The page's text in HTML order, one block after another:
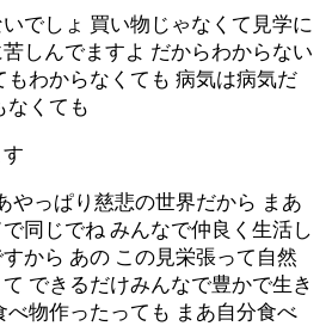
でしょ 買い物じゃなくて見学に
しんでますよ だからわからない
もわからなくても 病気は病気だ
なくても
やっぱり慈悲の世界だから まあ
同じでね みんなで仲良く生活し
から あの この見栄張って自然
できるだけみんなで豊かで生き
べ物作ったっても まあ自分食べ